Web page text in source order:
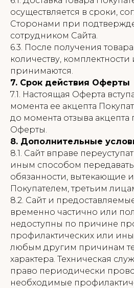
осуществляется в сроки,
Сторонами при
сотрудником Сайта.
6.3. После получения
количеству,
принимаются.
7. Срок действия Оферты
7.1. Настоящая Оферта
момента ее акцепта
до момента отзыва акцепта
Оферты.
8. Дополнительные
8.1. Сайт вправе
иным способом
обязанности, вытекающие
Покупателем, третьим
8.2. Сайт и
временно частично или
недоступны по причине
профилактических или
любым другим причинам
характера. Техническая
право периодически
необходимые